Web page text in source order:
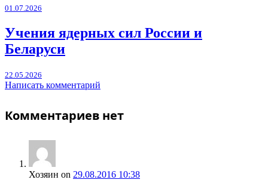
01.07.2026
Учения ядерных сил России и
Беларуси
22.05.2026
Написать комментарий
Комментариев нет
Хозяин on 29.08.2016 10:38